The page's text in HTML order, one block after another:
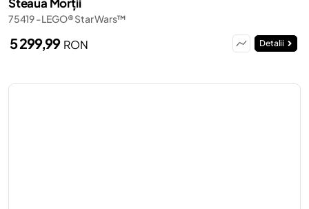
75419 - LEGO® Star Wars™
5 299,99 RON Detalii